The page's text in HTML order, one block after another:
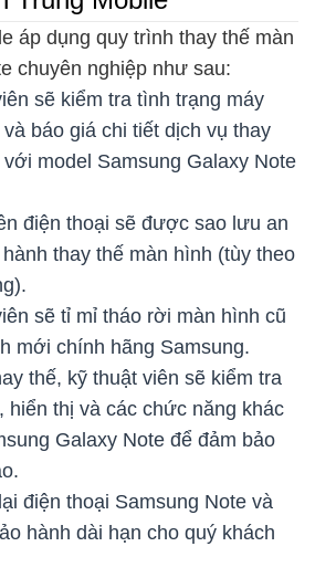
áp dụng quy trình thay thế màn
chuyên nghiệp như sau:
sẽ kiểm tra tình trạng máy
báo giá chi tiết dịch vụ thay
model Samsung Galaxy Note
điện thoại sẽ được sao lưu an
thay thế màn hình (tùy theo
sẽ tỉ mỉ tháo rời màn hình cũ
mới chính hãng Samsung.
thế, kỹ thuật viên sẽ kiểm tra
hiển thị và các chức năng khác
Galaxy Note để đảm bảo
điện thoại Samsung Note và
hành dài hạn cho quý khách